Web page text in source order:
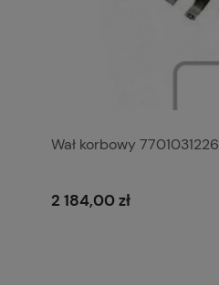
Wał korbowy 7701031226
2 184,00 zł